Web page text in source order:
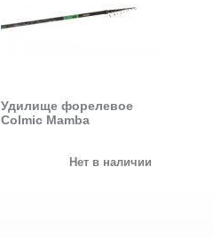
Удилище форелевое
Colmic Mamba
Нет в наличии